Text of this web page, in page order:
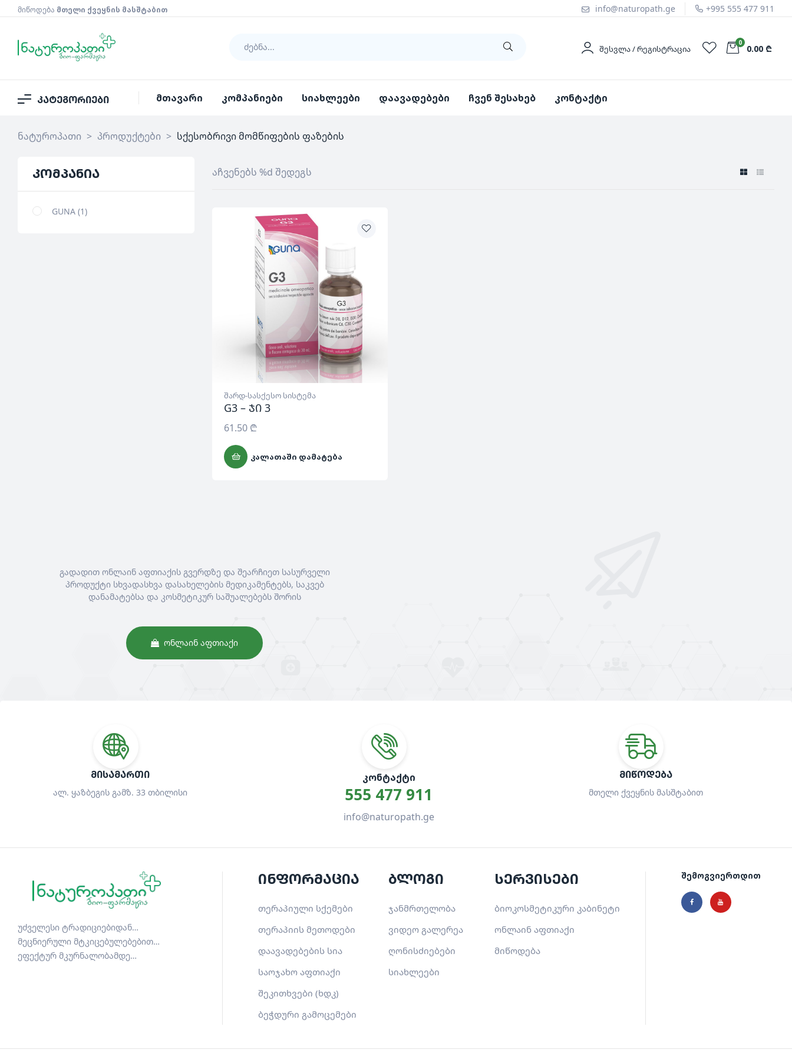
მიწოდება მთელი ქვეყნის მასშტაბით info@naturopath.ge +995 555 477 911
ᲨᲔᲡᲕᲚᲐ / ᲠᲔᲒᲘᲡᲢᲠᲐᲪᲘᲐ
0
0.00 ₾
კატეგორიები მთავარი კომპანიები სიახლეები დაავადებები ჩვენ შესახებ კონტაქტი
ნატუროპათი > პროდუქტები > სქესობრივი მომწიფების ფაზების
აჩვენებს %d შედეგს
შარდ-სასქესო სისტემა
G3 – ჯი 3
61.50 ₾
ᲙᲐᲚᲐᲗᲐᲨᲘ ᲓᲐᲛᲐᲢᲔᲑᲐ
კომპანია
GUNA 1
გადადით ონლაინ აფთიაქის გვერდზე და შეარჩიეთ სასურველი
პროდუქტი სხვადასხვა დასახელების მედიკამენტებს, საკვებ
დანამატებსა და კოსმეტიკურ საშუალებებს შორის
ᲝᲜᲚᲐᲘᲜ ᲐᲤᲗᲘᲐᲥᲘ
ᲛᲘᲡᲐᲛᲐᲠᲗᲘ
ალ. ყაზბეგის გამზ. 33 თბილისი
ᲙᲝᲜᲢᲐᲥᲢᲘ
555 477 911
info@naturopath.ge
ᲛᲘᲬᲝᲓᲔᲑᲐ
მთელი ქვეყნის მასშტაბით
უძველესი ტრადიციებიდან…
მეცნიერული მტკიცებულებებით…
ეფექტურ მკურნალობამდე…
ინფორმაცია
თერაპიული სქემები
თერაპიის მეთოდები
დაავადებების სია
საოჯახო აფთიაქი
შეკითხვები (ხდკ)
ბეჭდური გამოცემები
ბლოგი
ჯანმრთელობა
ვიდეო გალერეა
ღონისძიებები
სიახლეები
სერვისები
ბიოკოსმეტიკური კაბინეტი
ონლაინ აფთიაქი
მიწოდება
შემოგვიერთდით